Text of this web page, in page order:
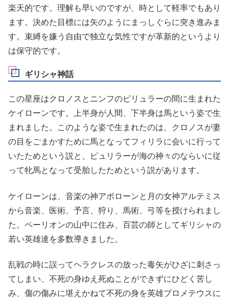
楽天的です。理解も早いのですが、時として軽率でもあり
ます。決めた目標には矢のようにまっしぐらに突き進みま
す。束縛を嫌う自由で独立な気性ですが革新的というより
は保守的です。
ギリシャ神話
この星座はクロノスとニンフのピリュラーの間に生まれた
ケイローンです。上半身が人間、下半身は馬という姿で生
まれました。このような姿で生まれたのは、クロノスが妻
の目をごまかすために馬となってフィリラに会いに行って
いたためという説と、ピュリラーが海の神々のならいに従
って牝馬となって受胎したためという説があります。
ケイローンは、音楽の神アポローンと月の女神アルテミス
から音楽、医術、予言、狩り、馬術、弓等を授けられまし
た。ペーリオンの山中に住み、百芸の師としてギリシャの
若い英雄達を多数導きました。
乱戦の時に誤ってヘラクレスの放った毒矢がひざに刺さっ
てしまい、不死の身ゆえ死ぬことができずにひどく苦し
み、傷の傷みに堪えかねて不死の身を英雄プロメテウスに